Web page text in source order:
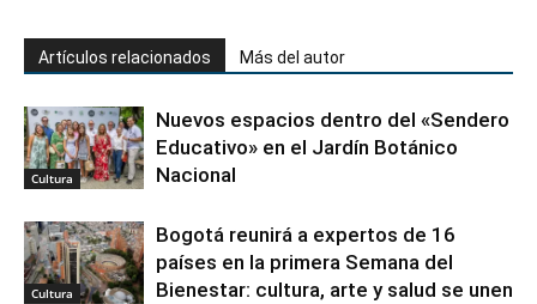
Artículos relacionados Más del autor
Cultura
Nuevos espacios dentro del «Sendero
Educativo» en el Jardín Botánico
Nacional
Cultura
Bogotá reunirá a expertos de 16
países en la primera Semana del
Bienestar: cultura, arte y salud se unen